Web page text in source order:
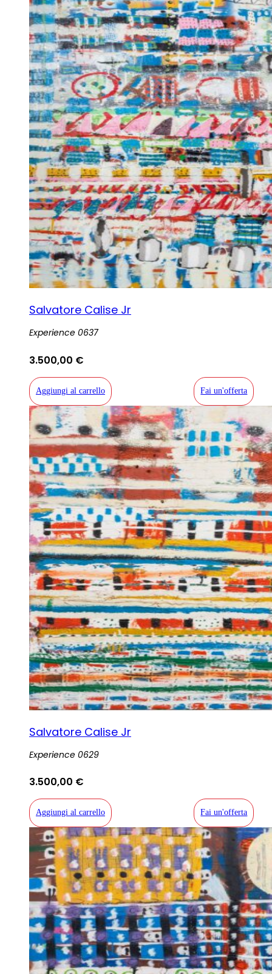
Salvatore Calise Jr
Experience 0637
3.500,00 €
Aggiungi al carrello Fai un'offerta
Salvatore Calise Jr
Experience 0629
3.500,00 €
Aggiungi al carrello Fai un'offerta